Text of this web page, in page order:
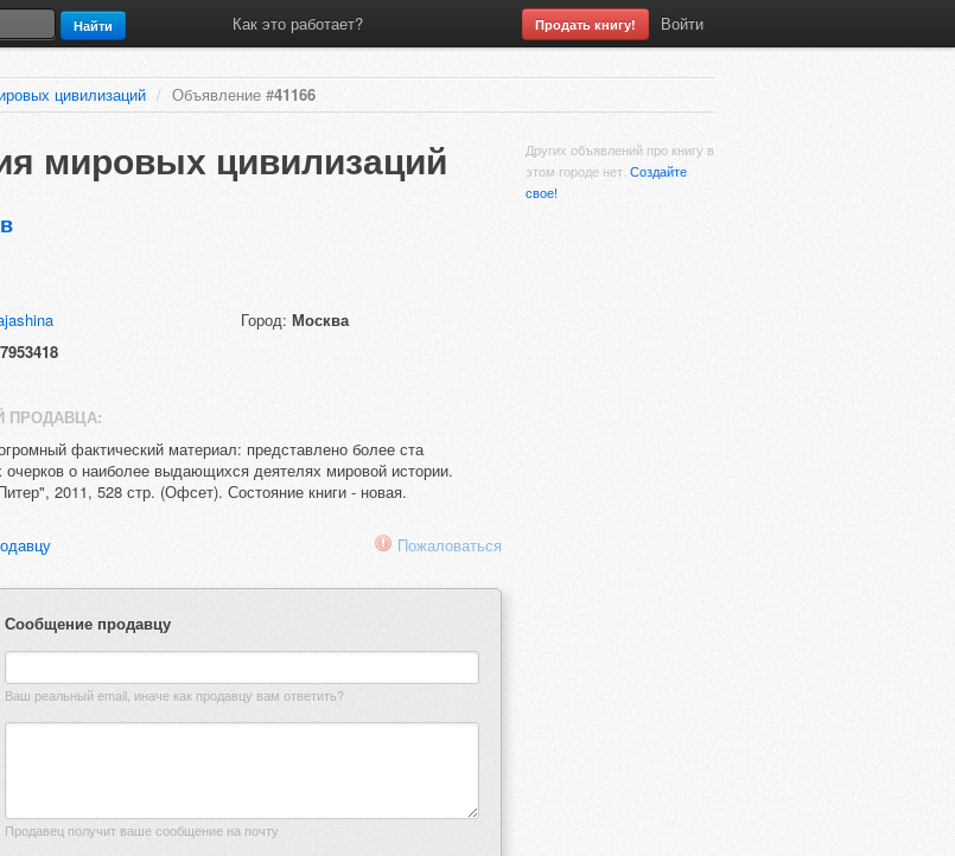
Найти Как это работает? Продать книгу! Войти
цивилизаций / Объявление #41166
мировых цивилизаций
Город: Москва
ПРОДАВЦА:
фактический материал: представлено более ста
очерков о наиболее выдающихся деятелях мировой истории.
2011, 528 стр. (Офсет). Состояние книги - новая.
Пожаловаться
Сообщение продавцу
Ваш реальный email, иначе как продавцу вам ответить?
Продавец получит ваше сообщение на почту
Других объявлений про книгу в
этом городе нет. Создайте
свое!